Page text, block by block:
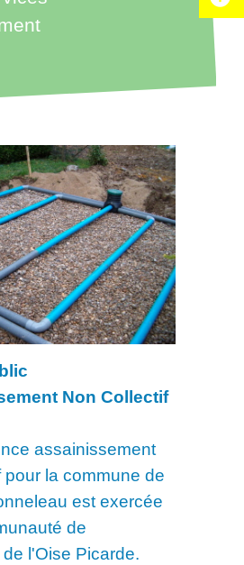
Non Collectif
assainissement
pour la commune de
est exercée
de
l'Oise Picarde.